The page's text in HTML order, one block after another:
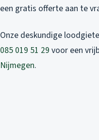
een gratis offerte aan te
Onze deskundige
085 019 51 29 voor een
Nijmegen.